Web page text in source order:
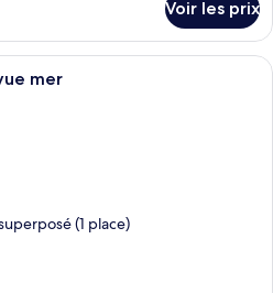
Voir les prix
Une chambre d’hôtel comprenant
mer
(1 place)